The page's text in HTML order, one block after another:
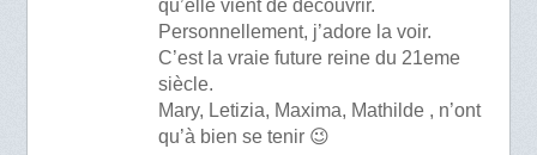
qu’elle vient de découvrir.
Personnellement, j’adore la voir.
C’est la vraie future reine du 21eme
siècle.
Mary, Letizia, Maxima, Mathilde , n’ont
qu’à bien se tenir 😉